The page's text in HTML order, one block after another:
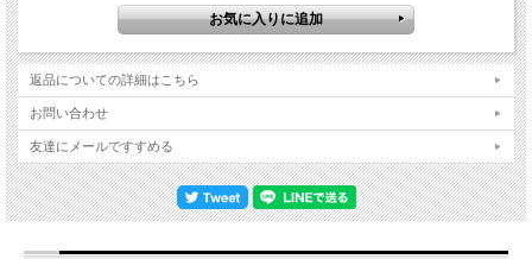
返品についての詳細はこちら
お問い合わせ
友達にメールですすめる